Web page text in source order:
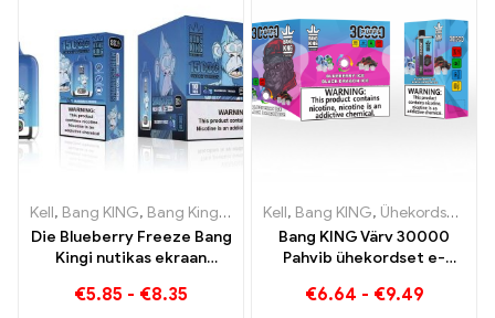
Kell, Bang KING, Bang Kingi nutikas ekraan 15000 Puff ,
Die Blueberry Freeze Bang
Kingi nutikas ekraan
€5.85 - €8.35
Kell, Bang KING, Ühekordsed e-sigaretid Leedu
Bang KING Värv 30000
Pahvib ühekordset e-
nauding maitsetega
€6.64 - €9.49